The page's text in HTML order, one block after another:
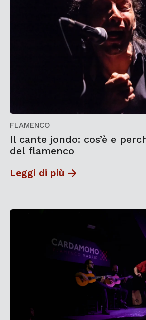
FLAMENCO
Il cante jondo: cos’è e
del flamenco
Leggi di più